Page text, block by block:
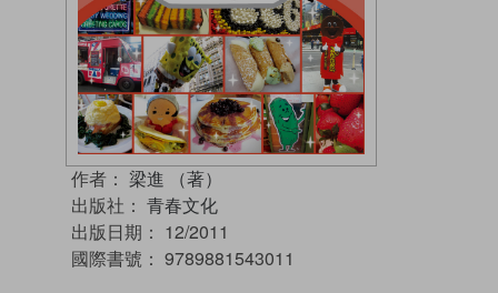
作者： 梁進 （著）
出版社： 青春文化
出版日期： 12/2011
國際書號： 9789881543011